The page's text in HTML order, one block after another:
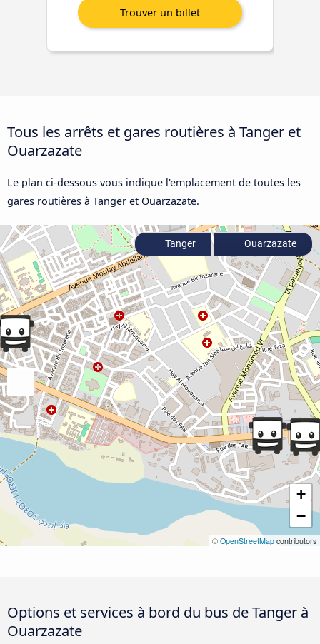
Tous les arrêts et gares routières à Tanger et
Ouarzazate
Le plan ci-dessous vous indique l'emplacement de toutes les
gares routières à Tanger et Ouarzazate.
+
−
© OpenStreetMap contributors
Tanger Ouarzazate
Options et services à bord du bus de Tanger à
Ouarzazate